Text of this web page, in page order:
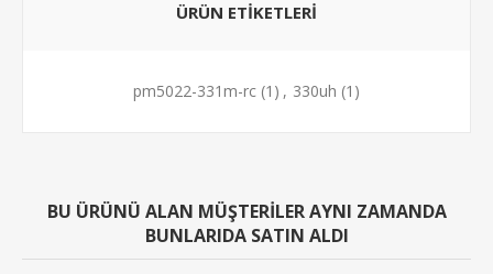
ÜRÜN ETIKETLERI
pm5022-331m-rc (1) , 330uh (1)
BU ÜRÜNÜ ALAN MÜŞTERILER AYNI ZAMANDA
BUNLARIDA SATIN ALDI